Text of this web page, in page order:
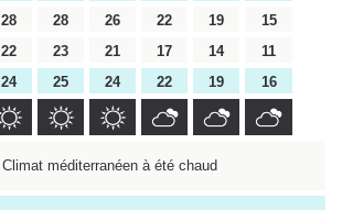
28 28 26 22 19
15
22 23 21 17 14
11
24 25 24 22 19 16
Climat méditerranéen à été chaud